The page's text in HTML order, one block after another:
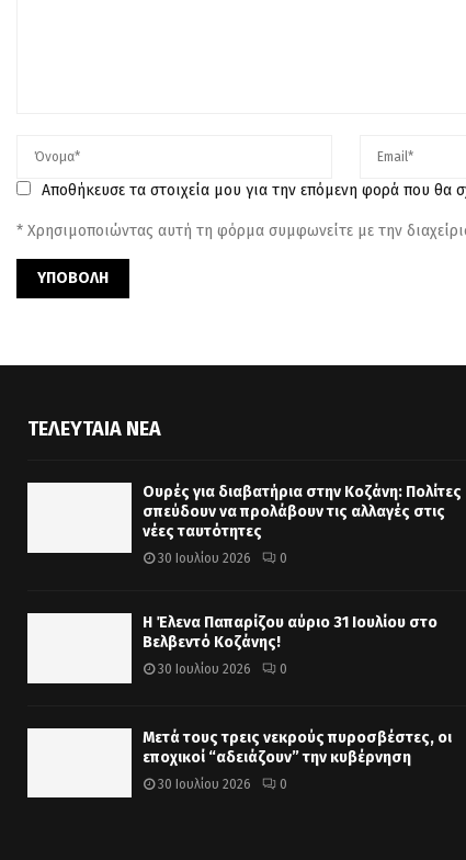
Αποθήκευσε τα στοιχεία μου για την επόμενη φορά που θα
* Χρησιμοποιώντας αυτή τη φόρμα συμφωνείτε με την
ΤΕΛΕΥΤΑΊΑ ΝΈΑ
Ουρές για διαβατήρια στην Κοζάνη: Πολίτες
σπεύδουν να προλάβουν τις αλλαγές στις
νέες ταυτότητες
30 Ιουλίου 2026 0
Η Έλενα Παπαρίζου αύριο 31 Ιουλίου στο
Βελβεντό Κοζάνης!
30 Ιουλίου 2026 0
Μετά τους τρεις νεκρούς πυροσβέστες, οι
εποχικοί “αδειάζουν” την κυβέρνηση
30 Ιουλίου 2026 0